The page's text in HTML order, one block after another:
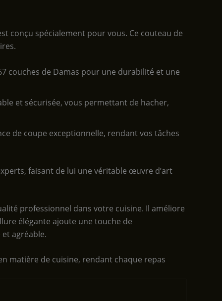
conçu spécialement pour vous. Ce couteau de
couches de Damas pour une durabilité et une
et sécurisée, vous permettant de hacher,
de coupe exceptionnelle, rendant vos tâches
faisant de lui une véritable œuvre d’art
professionnel dans votre cuisine. Il améliore
élégante ajoute une touche de
agréable.
matière de cuisine, rendant chaque repas